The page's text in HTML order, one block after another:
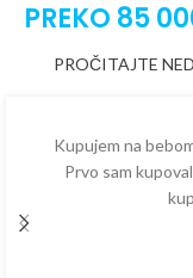
PREKO 85
PROČITAJTE
Kupujem na
Prvo sam